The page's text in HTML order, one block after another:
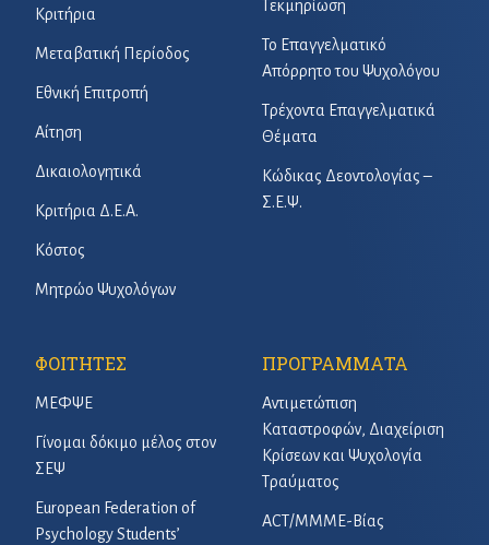
Τεκμηρίωση
Το Επαγγελματικό
Απόρρητο του Ψυχολόγου
Τρέχοντα Επαγγελματικά
Θέματα
Κώδικας Δεοντολογίας –
Σ.Ε.Ψ.
Κριτήρια
Μεταβατική Περίοδος
Εθνική Επιτροπή
Αίτηση
Δικαιολογητικά
Κριτήρια Δ.Ε.Α.
Κόστος
Μητρώο Ψυχολόγων
ΦΟΙΤΗΤΕΣ
ΜΕΦΨΕ
Γίνομαι δόκιμο μέλος στον
ΣΕΨ
European Federation of
Psychology Students’
ΠΡΟΓΡΑΜΜΑΤΑ
Αντιμετώπιση
Καταστροφών, Διαχείριση
Κρίσεων και Ψυχολογία
Τραύματος
ACT/ΜΜΜΕ-Βίας